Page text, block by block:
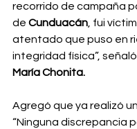
recorrido de campaña
de Cunduacán , fui
atentado que puso en
integridad física”,
María Chonita.
Agregó que ya realizó
“Ninguna discrepancia